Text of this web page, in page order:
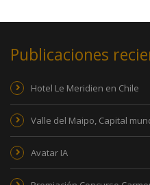
Publicaciones
Hotel Le Meridien en Chile
Valle del Maipo, Capital
Avatar IA